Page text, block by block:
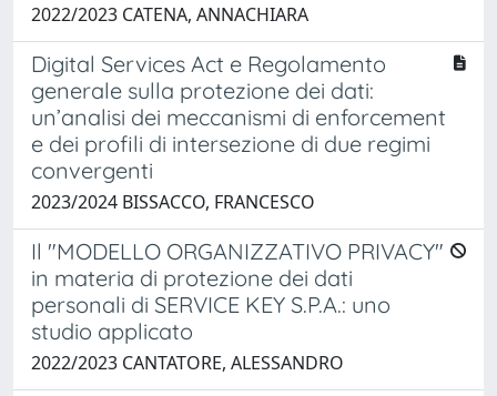
2022/2023 CATENA, ANNACHIARA
Digital Services Act e Regolamento
generale sulla protezione dei dati:
un’analisi dei meccanismi di enforcement
e dei profili di intersezione di due regimi
convergenti
2023/2024 BISSACCO, FRANCESCO
Il "MODELLO ORGANIZZATIVO PRIVACY"
in materia di protezione dei dati
personali di SERVICE KEY S.P.A.: uno
studio applicato
2022/2023 CANTATORE, ALESSANDRO